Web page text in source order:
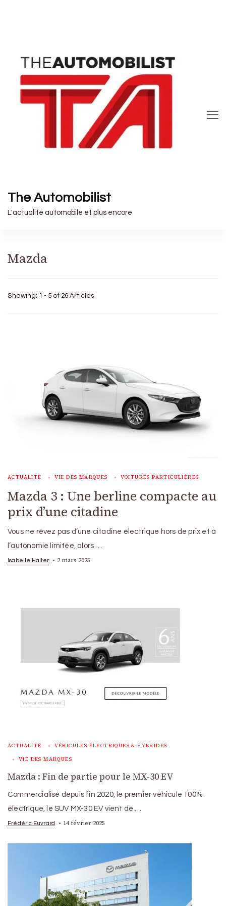
The Automobilist
L'actualité automobile et plus encore
Mazda
Showing: 1 - 5 of 26 Articles
ACTUALITÉ VIE DES MARQUES VOITURES PARTICULIÈRES
Mazda 3 : Une berline compacte au
prix d’une citadine
Vous ne rêvez pas d’une citadine électrique hors de prix et à
l’autonomie limitée, alors …
Isabelle Halter 2 mars 2025
ACTUALITÉ VÉHICULES ÉLECTRIQUES & HYBRIDES
VIE DES MARQUES
Mazda : Fin de partie pour le MX-30 EV
Commercialisé depuis fin 2020, le premier véhicule 100%
électrique, le SUV MX-30 EV vient de …
Frédéric Euvrard 14 février 2025